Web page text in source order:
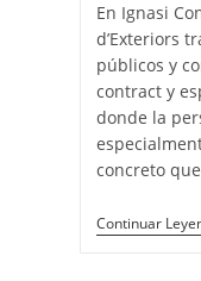
En Ignasi
d’Exteriors
públicos y
contract y
donde la
concreto
Continuar